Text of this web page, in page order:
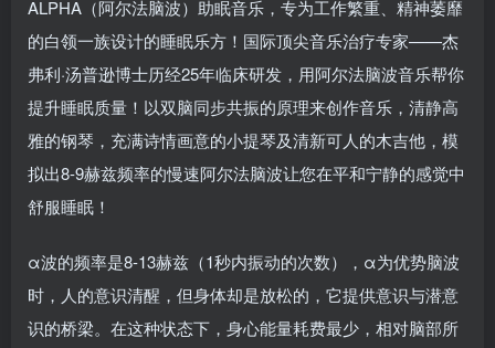
ALPHA（阿尔法脑波）助眠音乐，专为工作繁重、精神萎靡
的白领一族设计的睡眠乐方！国际顶尖音乐治疗专家——杰
弗利·汤普逊博士历经25年临床研发，用阿尔法脑波音乐帮你
提升睡眠质量！以双脑同步共振的原理来创作音乐，清静高
雅的钢琴，充满诗情画意的小提琴及清新可人的木吉他，模
拟出8-9赫兹频率的慢速阿尔法脑波让您在平和宁静的感觉中
舒服睡眠！
α波的频率是8-13赫兹（1秒内振动的次数），α为优势脑波
时，人的意识清醒，但身体却是放松的，它提供意识与潜意
识的桥梁。在这种状态下，身心能量耗费最少，相对脑部所